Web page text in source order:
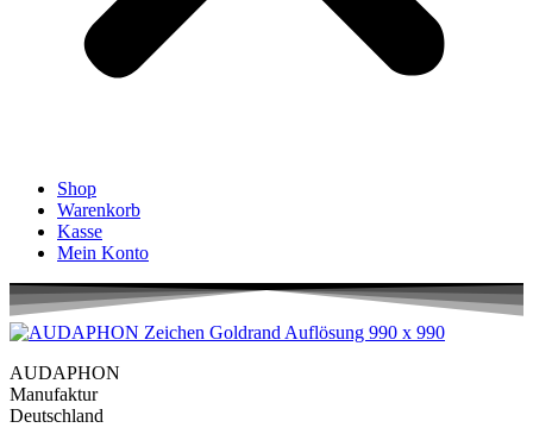
Shop
Warenkorb
Kasse
Mein Konto
AUDAPHON
Manufaktur
Deutschland